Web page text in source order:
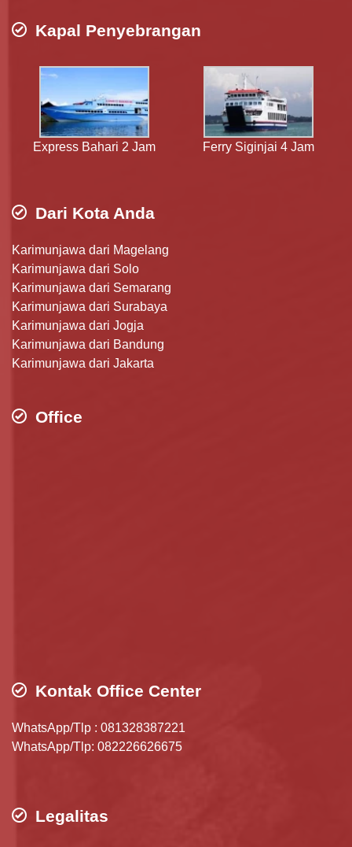
Kapal Penyebrangan
Express Bahari 2 Jam Ferry Siginjai 4 Jam
Dari Kota Anda
Karimunjawa dari Magelang
Karimunjawa dari Solo
Karimunjawa dari Semarang
Karimunjawa dari Surabaya
Karimunjawa dari Jogja
Karimunjawa dari Bandung
Karimunjawa dari Jakarta
Office
Kontak Office Center
WhatsApp/Tlp : 081328387221
WhatsApp/Tlp: 082226626675
Legalitas